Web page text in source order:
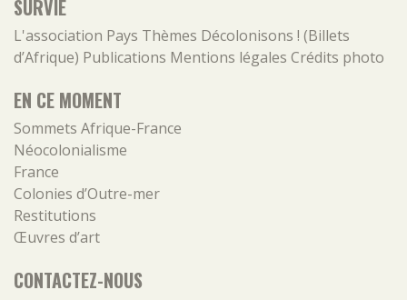
SURVIE
L'association Pays Thèmes Décolonisons ! (Billets
d’Afrique) Publications Mentions légales Crédits photo
EN CE MOMENT
Sommets Afrique-France
Néocolonialisme
France
Colonies d’Outre-mer
Restitutions
Œuvres d’art
CONTACTEZ-NOUS